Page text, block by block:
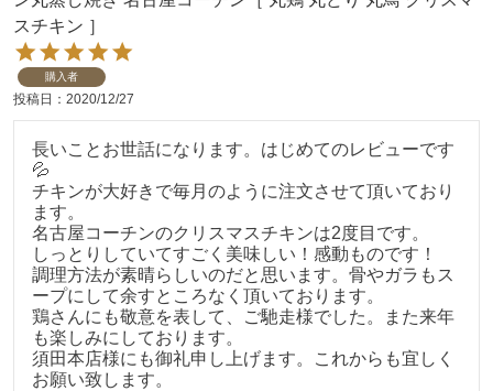
スチキン ］
購入者
投稿日 2020/12/27
長いことお世話になります。はじめてのレビューです
💦
チキンが大好きで毎月のように注文させて頂いており
ます。
名古屋コーチンのクリスマスチキンは2度目です。
しっとりしていてすごく美味しい！感動ものです！
調理方法が素晴らしいのだと思います。骨やガラもス
ープにして余すところなく頂いております。
鶏さんにも敬意を表して、ご馳走様でした。また来年
も楽しみにしております。
須田本店様にも御礼申し上げます。これからも宜しく
お願い致します。